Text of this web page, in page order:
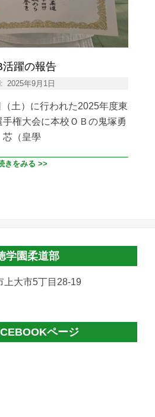
活躍の報告
2025年9月1日
土）に行われた2025年度東
権大会に本校ＯＢの鬼塚勇
芯（皇學
きをみる >>
学園柔道部
上大市5丁目28-19
ページ